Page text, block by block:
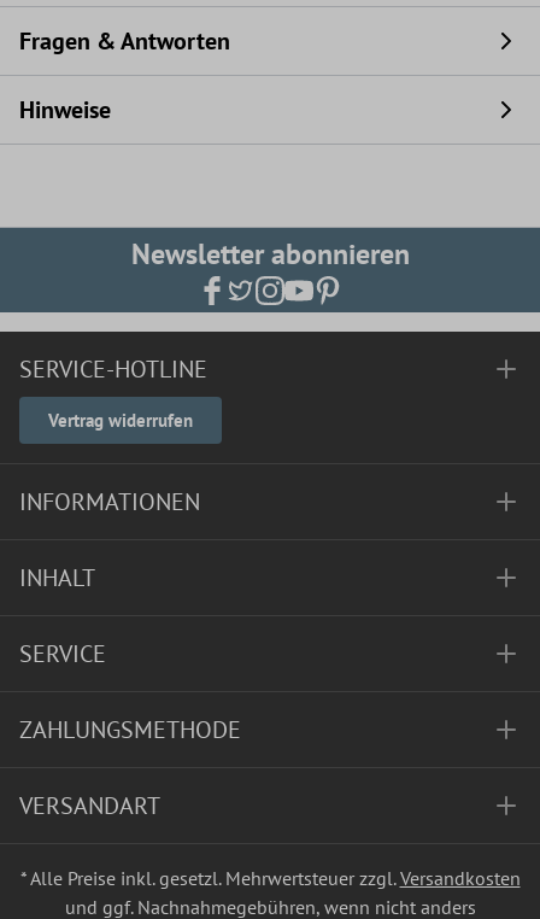
Fragen & Antworten
Hinweise
Newsletter abonnieren
SERVICE-HOTLINE
Vertrag widerrufen
INFORMATIONEN
INHALT
SERVICE
ZAHLUNGSMETHODE
VERSANDART
* Alle Preise inkl. gesetzl. Mehrwertsteuer zzgl.Versandkosten
und ggf. Nachnahmegebühren, wenn nicht anders